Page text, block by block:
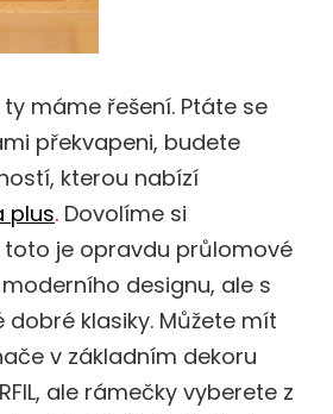
máme řešení. Ptáte se
překvapeni, budete
kterou nabízí
plus. Dovolíme si
je opravdu průlomové
designu, ale s
klasiky. Můžete mít
v základním dekoru
ale rámečky vyberete z